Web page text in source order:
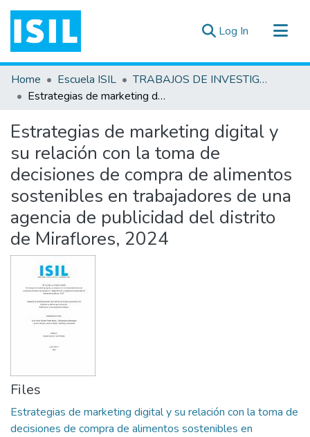
Log In (current)
All of DSpace
Statistics
Documentos ▾
Home Escuela ISIL
TRABAJOS DE INVESTIGACIÓN
Estrategias de marketing digital y su relación con la toma de decisiones de compra de alimentos sostenibles en trabajadores de una agencia de publicidad del distrito de Miraflores, 2024
Estrategias de marketing digital y
su relación con la toma de
decisiones de compra de alimentos
sostenibles en trabajadores de una
agencia de publicidad del distrito
de Miraflores, 2024
Files
Estrategias de marketing digital y su relación con la toma de
decisiones de compra de alimentos sostenibles en